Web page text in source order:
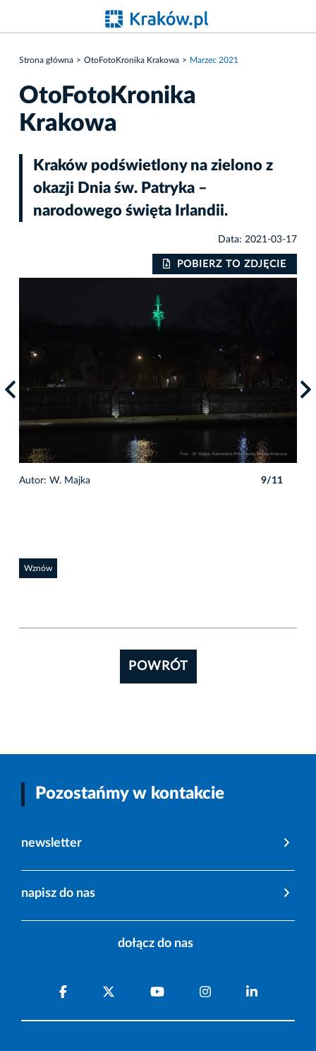
Strona główna OtoFotoKronika Krakowa Marzec 2021
OtoFotoKronika
Krakowa
Kraków podświetlony na zielono z
okazji Dnia św. Patryka –
narodowego święta Irlandii.
Data: 2021-03-17
POBIERZ TO ZDJĘCIE
Autor: W. Majka 9/11
Wznów
POWRÓT
Pozostańmy w kontakcie
newsletter
napisz do nas
dołącz do nas